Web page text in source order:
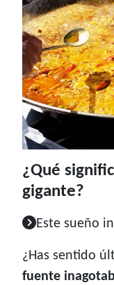
¿Qué
gigante?
Este sueño
¿Has sentido
fuente